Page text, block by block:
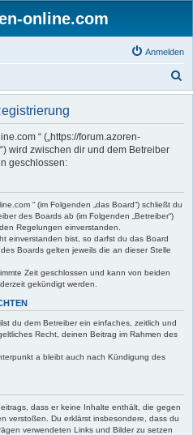
online.com
Anmelden
u
“ („https://forum.azoren-
wird zwischen dir und dem Betreiber
geschlossen:
“ (im Folgenden „das Board“) schließt du
des Boards ab (im Folgenden „Betreiber“)
Regelungen einverstanden.
einverstanden bist, so darfst du das Board
Boards gelten jeweils die an dieser Stelle
Zeit geschlossen und kann von beiden
gekündigt werden.
du dem Betreiber ein einfaches, zeitlich und
Recht, deinen Beitrag im Rahmen des
a bleibt auch nach Kündigung des
dass er keine Inhalte enthält, die gegen
verstoßen. Du erklärst insbesondere, dass du
verwendeten Links und Bilder zu setzen